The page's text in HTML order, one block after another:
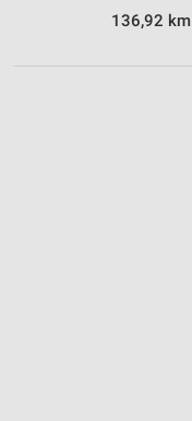
136,92 km